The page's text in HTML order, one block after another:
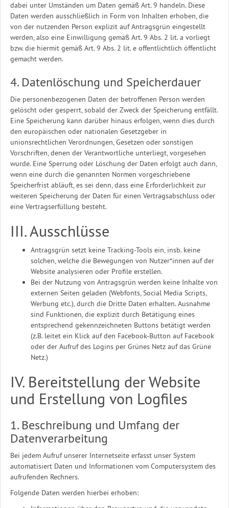
dabei unter Umständen um Daten gemäß Art. 9 handeln. Diese
Daten werden ausschließlich in Form von Inhalten erhoben, die
von der nutzenden Person explizit auf Antragsgrün eingestellt
werden, also eine Einwilligung gemäß Art. 9 Abs. 2 lit. a vorliegt
bzw. die hiermit gemäß Art. 9 Abs. 2 lit. e offentlichtlich öffentlicht
gemacht werden.
4. Datenlöschung und Speicherdauer
Die personenbezogenen Daten der betroffenen Person werden
gelöscht oder gesperrt, sobald der Zweck der Speicherung entfällt.
Eine Speicherung kann darüber hinaus erfolgen, wenn dies durch
den europäischen oder nationalen Gesetzgeber in
unionsrechtlichen Verordnungen, Gesetzen oder sonstigen
Vorschriften, denen der Verantwortliche unterliegt, vorgesehen
wurde. Eine Sperrung oder Löschung der Daten erfolgt auch dann,
wenn eine durch die genannten Normen vorgeschriebene
Speicherfrist abläuft, es sei denn, dass eine Erforderlichkeit zur
weiteren Speicherung der Daten für einen Vertragsabschluss oder
eine Vertragserfüllung besteht.
III. Ausschlüsse
Antragsgrün setzt keine Tracking-Tools ein, insb. keine
solchen, welche die Bewegungen von Nutzer*innen auf der
Website analysieren oder Profile erstellen.
Bei der Nutzung von Antragsgrün werden keine Inhalte von
externen Seiten geladen (Webfonts, Social Media Scripts,
Werbung etc.), durch die Dritte Daten erhalten. Ausnahme
sind Funktionen, die explizit durch Betätigung eines
entsprechend gekennzeichneten Buttons betätigt werden
(z.B. leitet ein Klick auf den Facebook-Button auf Facebook
oder der Aufruf des Logins per Grünes Netz auf das Grüne
Netz.)
IV. Bereitstellung der Website
und Erstellung von Logfiles
1. Beschreibung und Umfang der
Datenverarbeitung
Bei jedem Aufruf unserer Internetseite erfasst unser System
automatisiert Daten und Informationen vom Computersystem des
aufrufenden Rechners.
Folgende Daten werden hierbei erhoben: